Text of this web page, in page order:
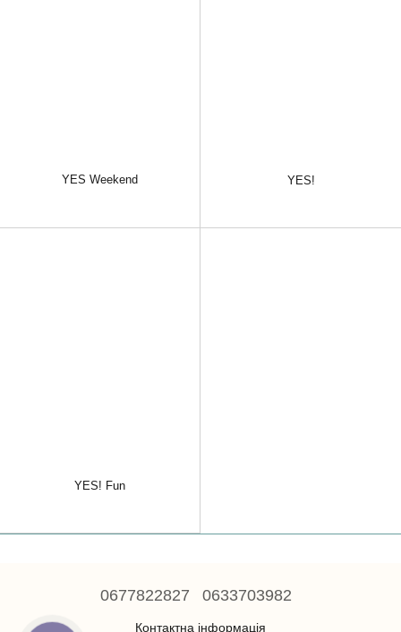
YES Weekend YES!
YES! Fun
0677822827 0633703982
Контактна інформація